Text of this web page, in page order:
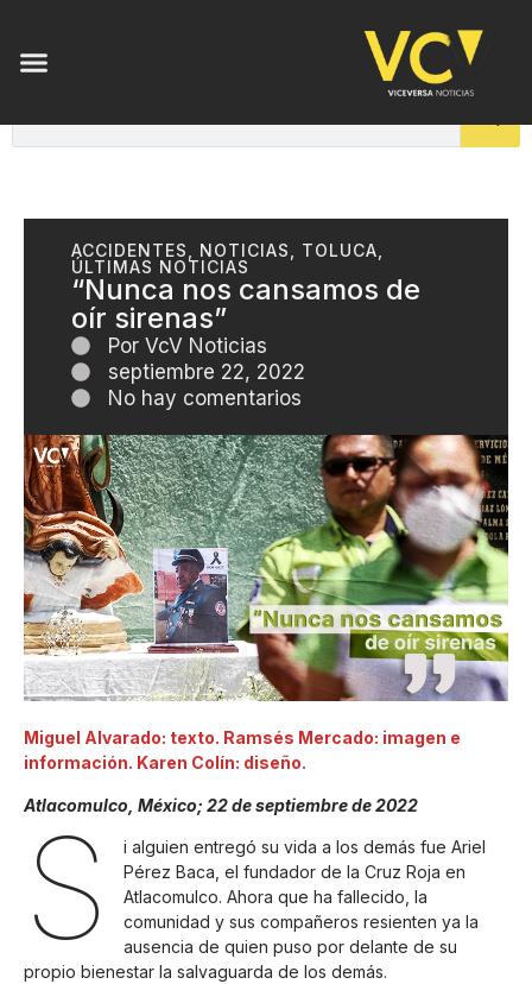
ACCIDENTES NOTICIAS TOLUCA
ÚLTIMAS NOTICIAS
“Nunca nos cansamos de
oír sirenas”
Por VcV Noticias
septiembre 22, 2022
No hay comentarios
Miguel Alvarado: texto. Ramsés Mercado: imagen e
información. Karen Colín: diseño.
Atlacomulco, México; 22 de septiembre de 2022
S
i alguien entregó su vida a los demás fue Ariel
Pérez Baca, el fundador de la Cruz Roja en
Atlacomulco. Ahora que ha fallecido, la
comunidad y sus compañeros resienten ya la
ausencia de quien puso por delante de su
propio bienestar la salvaguarda de los demás.